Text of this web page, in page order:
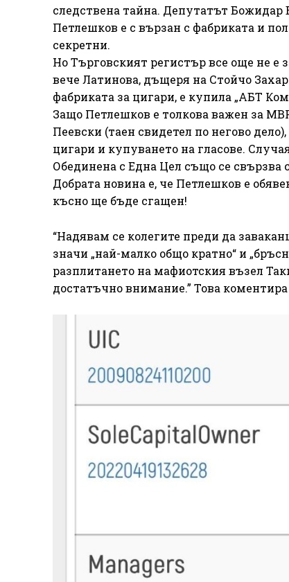
следствена тайна. Депутатът
Петлешков е с вързан с фабриката и
секретни.
Но Търговският регистър все още не е
вече Латинова, дъщеря на Стойчо
фабриката за цигари, е купила „АБТ
Защо Петлешков е толкова важен за
Пеевски (таен свидетел по негово
цигари и купуването на гласове.
Обединена с Една Цел също се свързва
Добрата новина е, че Петлешков е
късно ще бъде сгащен!
“Надявам се колегите преди да
значи „най-малко общо кратно“ и
разплитането на мафиотския възел
достатъчно внимание.” Това